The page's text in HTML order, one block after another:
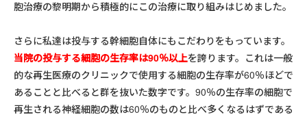
胞治療の黎明期から積極的にこの治療に取り組みはじめました。
さらに私達は投与する幹細胞自体にもこだわりをもっています。
当院の投与する細胞の生存率は90％以上を誇ります。これは一般
的な再生医療のクリニックで使用する細胞の生存率が60％ほどで
あることと比べると群を抜いた数字です。90％の生存率の細胞で
再生される神経細胞の数は60％のものと比べ多くなるはずである